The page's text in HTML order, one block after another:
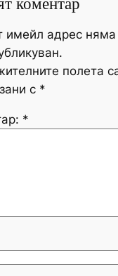
имейл адрес няма
полета
с *
*